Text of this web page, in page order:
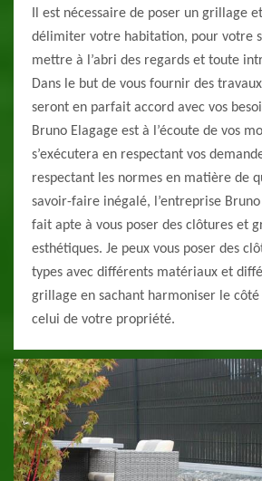
Il est nécessaire de poser un grillage
délimiter votre habitation, pour votre
mettre à l’abri des regards et toute
Dans le but de vous fournir des
seront en parfait accord avec vos
Bruno Elagage est à l’écoute de vos
s’exécutera en respectant vos
respectant les normes en matière de
savoir-faire inégalé, l’entreprise
fait apte à vous poser des clôtures et
esthétiques. Je peux vous poser des
types avec différents matériaux et
grillage en sachant harmoniser le
celui de votre propriété.